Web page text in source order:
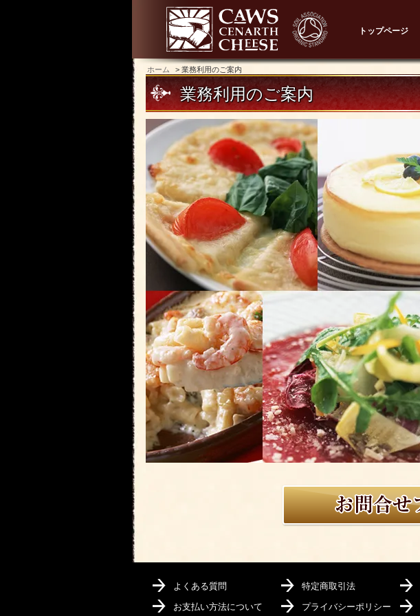
トップページ
ホーム > 業務利用のご案内
業務利用のご案内
よくある質問
お支払い方法について
特定商取引法
プライバシーポリシー